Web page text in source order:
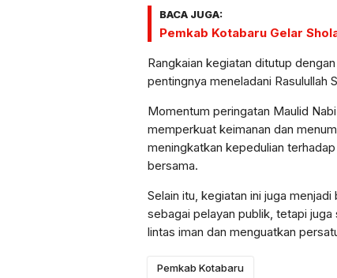
BACA JUGA:
Pemkab Kotabaru Gelar
Rangkaian kegiatan ditutup
pentingnya meneladani Rasulullah
Momentum peringatan Maulid
memperkuat keimanan dan
meningkatkan kepedulian
bersama.
Selain itu, kegiatan ini juga
sebagai pelayan publik, tetapi
lintas iman dan menguatkan
Pemkab Kotabaru